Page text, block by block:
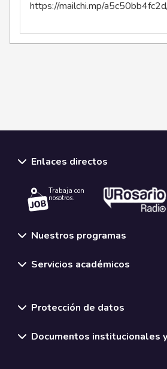
https://mailchi.mp/
Enlaces directos
Trabaja con
nosotros.
Nuestros programas
Servicios académicos
Protección de datos
Documentos institucionales